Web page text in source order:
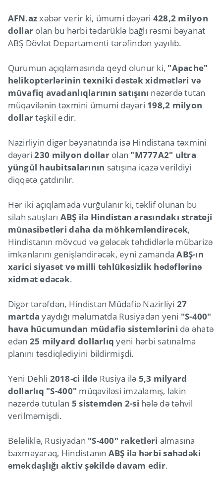
AFN.azxəbər verir ki, ümumi dəyəri 428,2 milyon
dollar olan bu hərbi tədarüklə bağlı rəsmi bəyanat
ABŞ Dövlət Departamenti tərəfindən yayılıb.
Qurumun açıqlamasında qeyd olunur ki, "Apache"
helikopterlərinin texniki dəstək xidmətləri və
müvafiq avadanlıqlarının satışını nəzərdə tutan
müqavilənin təxmini ümumi dəyəri 198,2 milyon
dollartəşkil edir.
Nazirliyin digər bəyanatında isə Hindistana təxmini
dəyəri230 milyon dollarolan "M777A2" ultra
yüngül haubitsalarının satışına icazə verildiyi
diqqətə çatdırılır.
Hər iki açıqlamada vurğulanır ki, təklif olunan bu
silah satışları ABŞ ilə Hindistan arasındakı strateji
münasibətləri daha da möhkəmləndirəcək,
Hindistanın mövcud və gələcək təhdidlərlə mübarizə
imkanlarını genişləndirəcək, eyni zamandaABŞ-ın
xarici siyasət və milli təhlükəsizlik hədəflərinə
xidmət edəcək.
Digər tərəfdən, Hindistan Müdafiə Nazirliyi 27
martda yaydığı məlumatda Rusiyadan yeni "S-400"
hava hücumundan müdafiə sistemlərini də əhatə
edən 25 milyard dollarlıq yeni hərbi satınalma
planını təsdiqlədiyini bildirmişdi.
Yeni Dehli 2018-ci ildə Rusiya ilə 5,3 milyard
dollarlıq "S-400" müqaviləsi imzalamış, lakin
nəzərdə tutulan 5 sistemdən 2-si hələ də təhvil
verilməmişdi.
Beləliklə, Rusiyadan "S-400" raketləri almasına
baxmayaraq, Hindistanın ABŞ ilə hərbi sahədəki
əməkdaşlığı aktiv şəkildə davam edir.